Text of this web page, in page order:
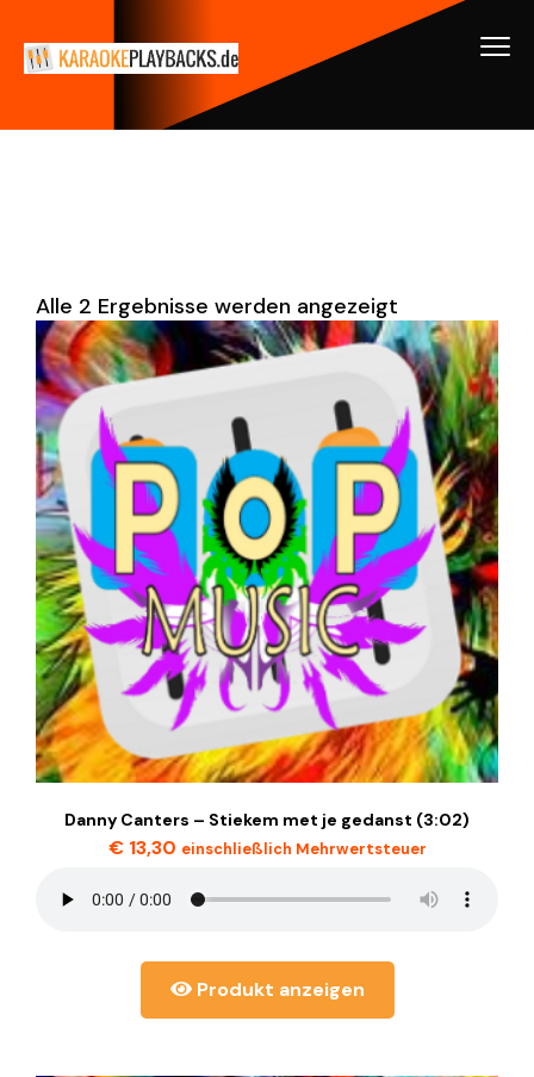
Alle 2 Ergebnisse werden angezeigt
Danny Canters – Stiekem met je gedanst (3:02)
€13,30 einschließlich Mehrwertsteuer
Produkt anzeigen